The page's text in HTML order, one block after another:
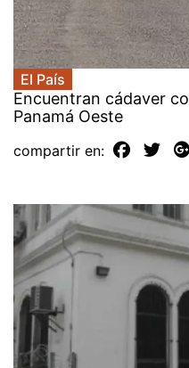
El País
Encuentran cádaver
Panamá Oeste
compartir en: